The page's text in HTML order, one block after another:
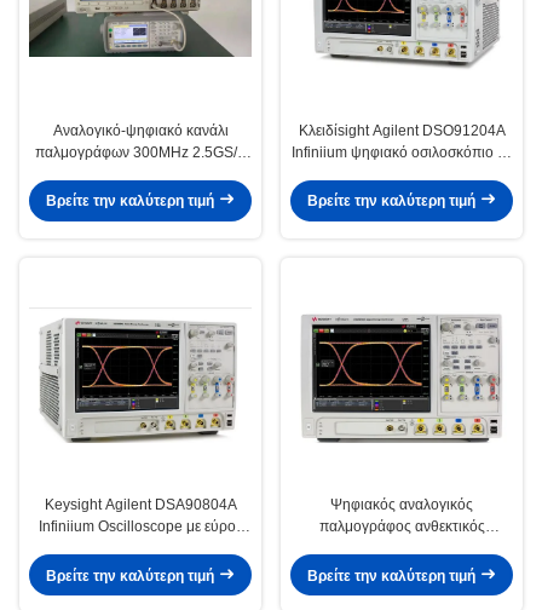
Αναλογικό-ψηφιακό κανάλι
παλμογράφων 300MHz 2.5GS/S
Βρείτε την καλύτερη τιμή
Κλειδίsight Agilent DSO91204A
Infiniium ψηφιακό οσιλοσκόπιο με
δειγματοληψία και 1 Gpts
αναβάθμιση μνήμης
Βρείτε την καλύτερη τιμή
Keysight Agilent DSA90804A
Infiniium Oscilloscope με εύρος
ανάλυση δεδομένων κατά σειρά
Βρείτε την καλύτερη τιμή
Ψηφιακός αναλογικός
παλμογράφος ανθεκτικός
GHz
Βρείτε την καλύτερη τιμή